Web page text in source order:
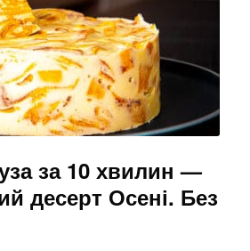
за 10 хвилин —
десерт Осені. Без